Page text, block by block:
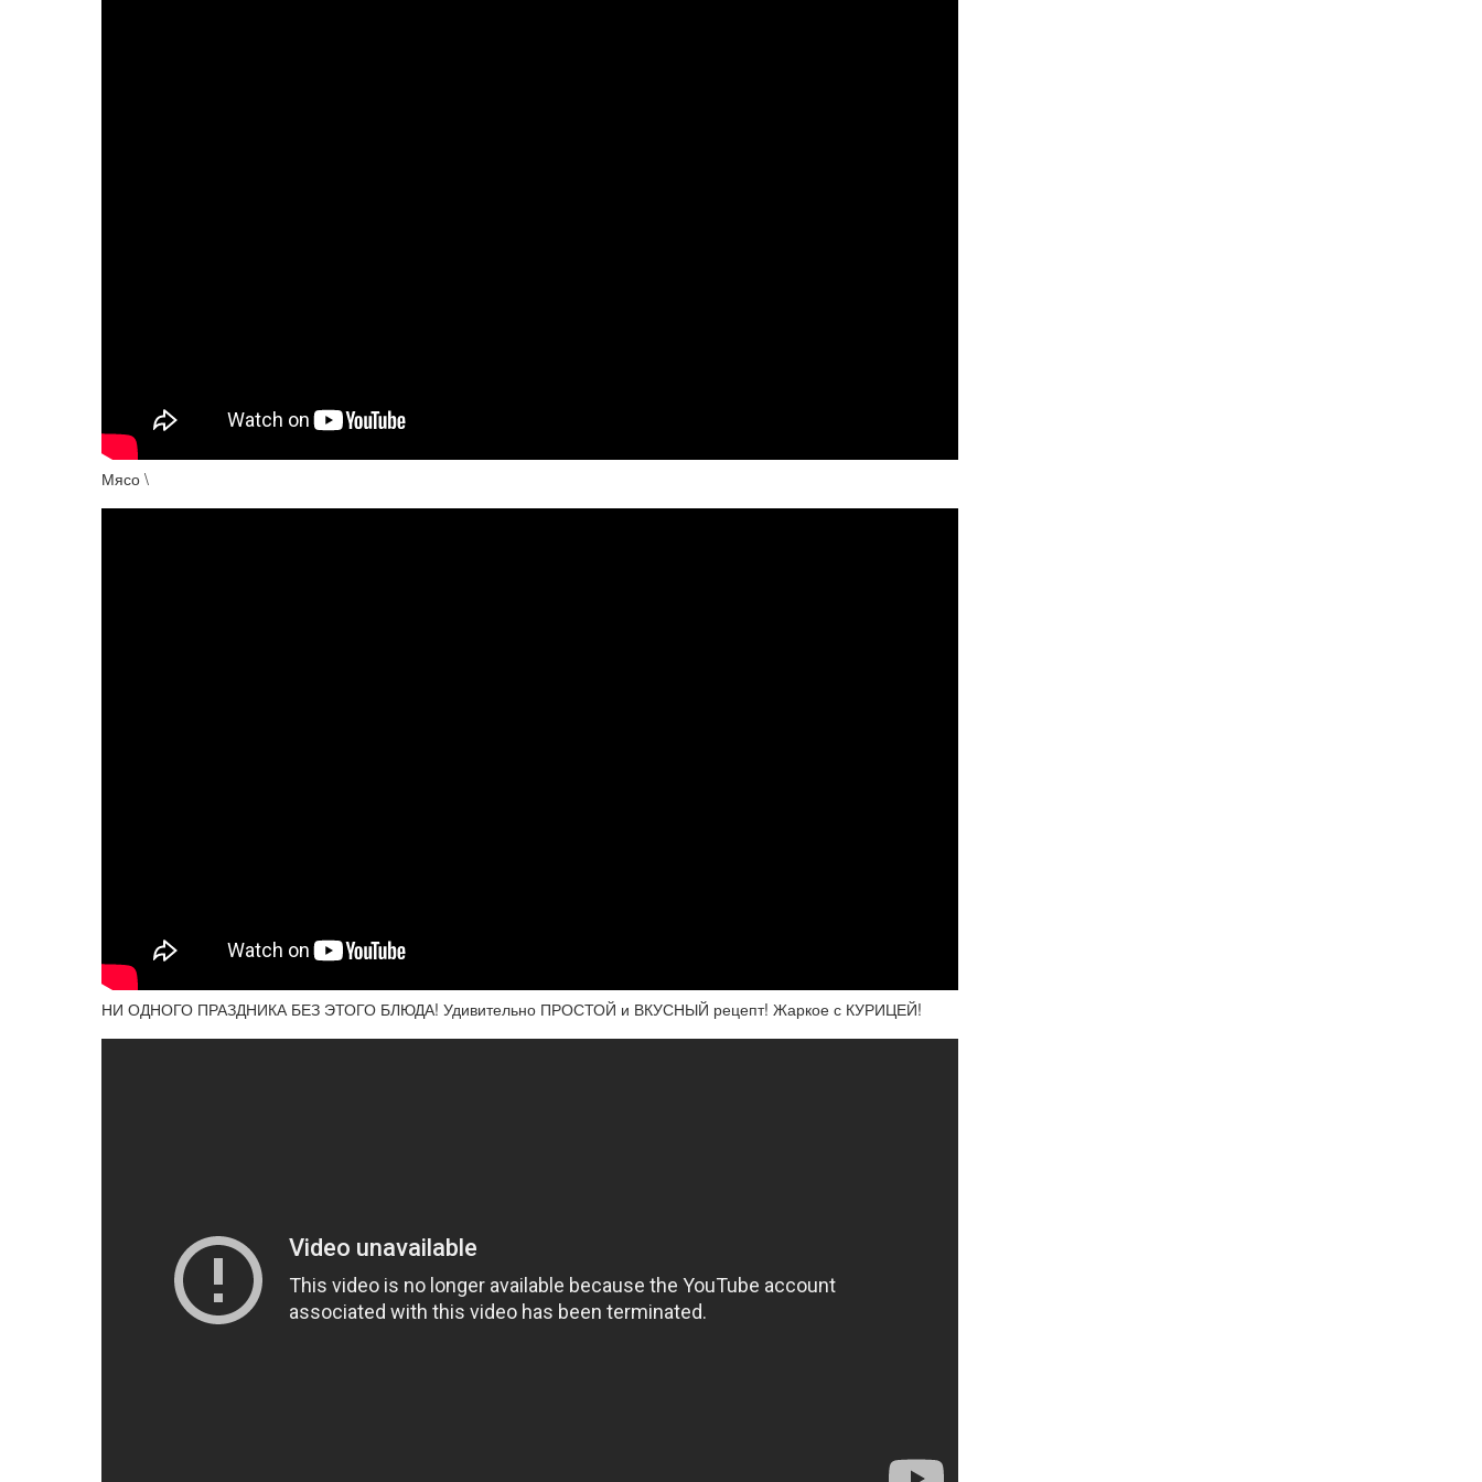
Мясо \
НИ ОДНОГО ПРАЗДНИКА БЕЗ ЭТОГО БЛЮДА! Удивительно ПРОСТОЙ и ВКУСНЫЙ рецепт! Жаркое с КУРИЦЕЙ!